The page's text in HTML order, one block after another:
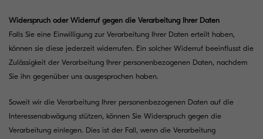
Widerspruch oder Widerruf gegen die Verarbeitung Ihrer Daten
Falls Sie eine Einwilligung zur Verarbeitung Ihrer Daten erteilt haben,
können sie diese jederzeit widerrufen. Ein solcher Widerruf beeinflusst die
Zulässigkeit der Verarbeitung Ihrer personenbezogenen Daten, nachdem
Sie ihn gegenüber uns ausgesprochen haben.
Soweit wir die Verarbeitung Ihrer personenbezogenen Daten auf die
Interessenabwägung stützen, können Sie Widerspruch gegen die
Verarbeitung einlegen. Dies ist der Fall, wenn die Verarbeitung